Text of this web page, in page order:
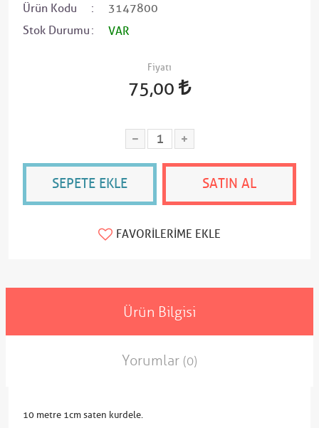
Ürün Kodu
3147800
Stok Durumu
VAR
Fiyatı
75,00
SEPETE EKLE SATIN AL
FAVORILERIME EKLE
Ürün Bilgisi
Yorumlar (0)
10 metre 1cm saten kurdele.